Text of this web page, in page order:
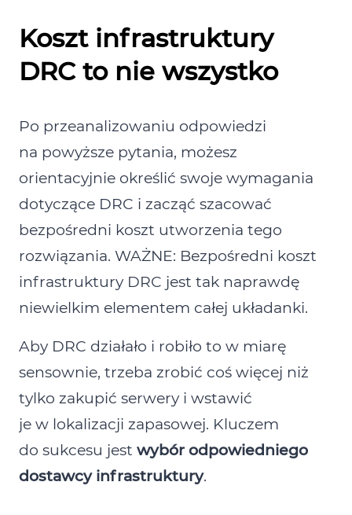
Koszt infrastruktury
DRC to nie wszystko
Po przeanalizowaniu odpowiedzi
na powyższe pytania, możesz
orientacyjnie określić swoje wymagania
dotyczące DRC i zacząć szacować
bezpośredni koszt utworzenia tego
rozwiązania. WAŻNE: Bezpośredni koszt
infrastruktury DRC jest tak naprawdę
niewielkim elementem całej układanki.
Aby DRC działało i robiło to w miarę
sensownie, trzeba zrobić coś więcej niż
tylko zakupić serwery i wstawić
je w lokalizacji zapasowej. Kluczem
do sukcesu jest wybór odpowiedniego
dostawcy infrastruktury.